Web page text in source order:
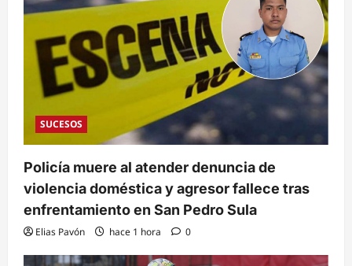
SUCESOS
Policía muere al atender denuncia de
violencia doméstica y agresor fallece tras
enfrentamiento en San Pedro Sula
Elias Pavón hace 1 hora 0